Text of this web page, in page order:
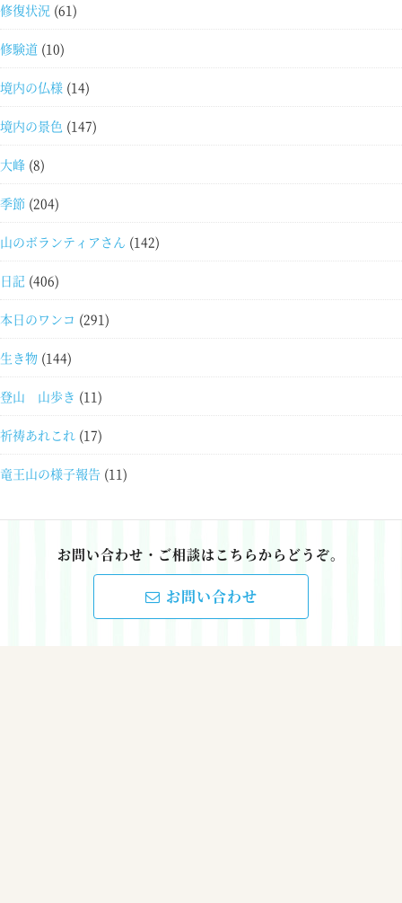
修復状況 (61)
修験道 (10)
境内の仏様 (14)
境内の景色 (147)
大峰 (8)
季節 (204)
山のボランティアさん (142)
日記 (406)
本日のワンコ (291)
生き物 (144)
登山 山歩き (11)
祈祷あれこれ (17)
竜王山の様子報告 (11)
お問い合わせ・ご相談はこちらからどうぞ。
お問い合わせ